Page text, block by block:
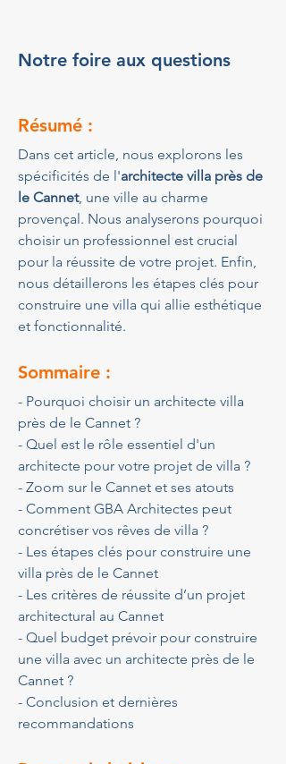
Notre foire aux questions
Résumé :
Dans cet article, nous explorons les
spécificités de l'architecte villa près de
le Cannet, une ville au charme
provençal. Nous analyserons pourquoi
choisir un professionnel est crucial
pour la réussite de votre projet. Enfin,
nous détaillerons les étapes clés pour
construire une villa qui allie esthétique
et fonctionnalité.
Sommaire :
- Pourquoi choisir un architecte villa
près de le Cannet ?
- Quel est le rôle essentiel d'un
architecte pour votre projet de villa ?
- Zoom sur le Cannet et ses atouts
- Comment GBA Architectes peut
concrétiser vos rêves de villa ?
- Les étapes clés pour construire une
villa près de le Cannet
- Les critères de réussite d’un projet
architectural au Cannet
- Quel budget prévoir pour construire
une villa avec un architecte près de le
Cannet ?
- Conclusion et dernières
recommandations